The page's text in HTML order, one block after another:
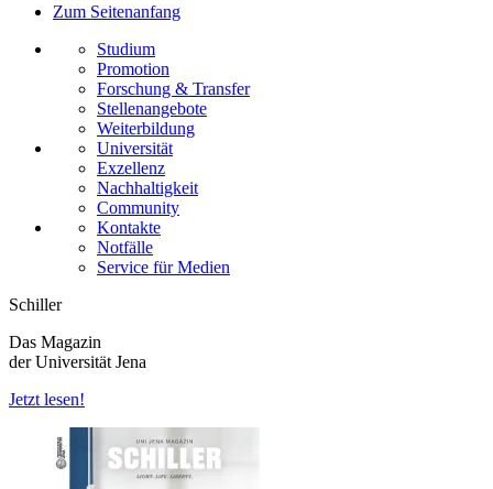
Zum Seitenanfang
Studium
Promotion
Forschung & Transfer
Stellenangebote
Weiterbildung
Universität
Exzellenz
Nachhaltigkeit
Community
Kontakte
Notfälle
Service für Medien
Schiller
Das Magazin
der Universität Jena
Jetzt lesen!